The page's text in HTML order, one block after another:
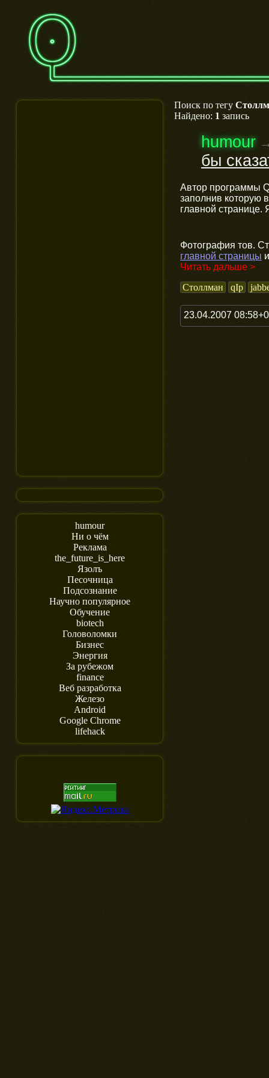
humour
Ни о чём
Реклама
the_future_is_here
Язолъ
Песочница
Подсознание
Научно популярное
Обучение
biotech
Головоломки
Бизнес
Энергия
За рубежом
finance
Веб разработка
Железо
Android
Google Chrome
lifehack
Поиск по тегу
Найдено: 1 запись
humour
бы
Автор программы
заполнив которую
главной странице.
Фотография тов.
главной страницы
Читать дальше >
Столлман
qIp
23.04.2007